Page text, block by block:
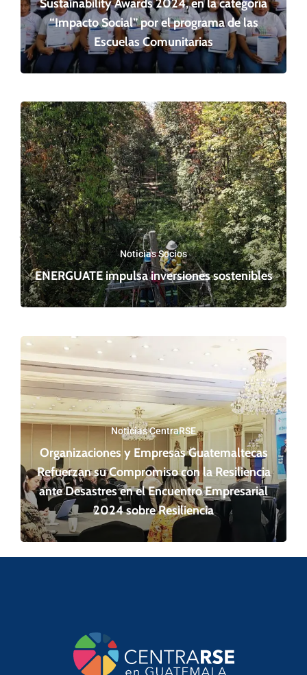
Sustainability Awards 2024, en la categoría
“Impacto Social” por el programa de las
Escuelas Comunitarias
Noticias Socios
ENERGUATE impulsa inversiones sostenibles
Noticias CentraRSE
Organizaciones y Empresas Guatemaltecas
Refuerzan su Compromiso con la Resiliencia
ante Desastres en el Encuentro Empresarial
2024 sobre Resiliencia
ARTÍCULO ANTERIOR SIGUIENTE ARTÍCULO